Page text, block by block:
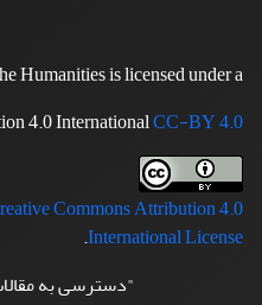
Humanities is licensed under a
4.0 InternationalCC-BY 4.0
Commons Attribution 4.0
International License
.
"دسترسی به